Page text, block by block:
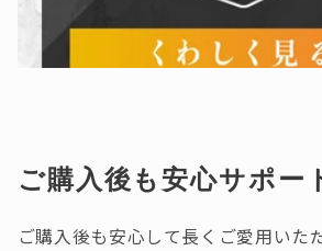
ご購入後も安心サポー
ご購入後も安心して長くご愛用いた